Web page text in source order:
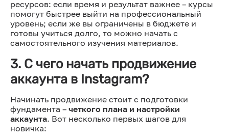
ресурсов: если время и результат важнее – курсы
помогут быстрее выйти на профессиональный
уровень; если же вы ограничены в бюджете и
готовы учиться долго, то можно начать с
самостоятельного изучения материалов.
3. С чего начать продвижение
аккаунта в Instagram?
Начинать продвижение стоит с подготовки
фундамента – четкого плана и настройки
аккаунта. Вот несколько первых шагов для
новичка: